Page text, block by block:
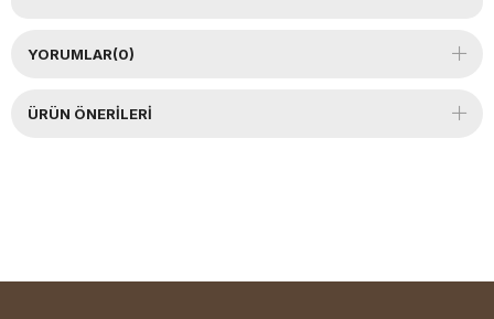
YORUMLAR(0)
ÜRÜN ÖNERILERI